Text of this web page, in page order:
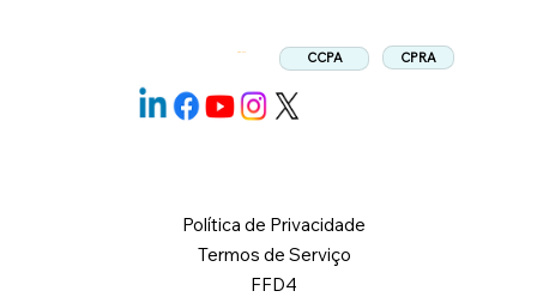
Política de Privacidade
Termos de Serviço
FFD4
CCPA CPRA